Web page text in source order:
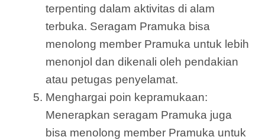
terpenting dalam aktivitas di alam
terbuka. Seragam Pramuka bisa
menolong member Pramuka untuk lebih
menonjol dan dikenali oleh pendakian
atau petugas penyelamat.
Menghargai poin kepramukaan:
Menerapkan seragam Pramuka juga
bisa menolong member Pramuka untuk